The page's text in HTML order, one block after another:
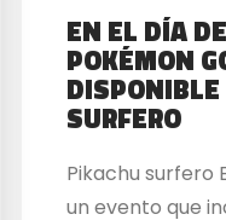
EN EL DÍA
POKÉMON
SURFERO
Pikachu surfero
un evento que